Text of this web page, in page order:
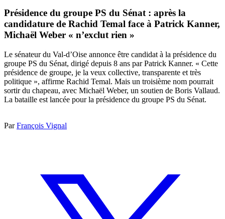
Présidence du groupe PS du Sénat : après la
candidature de Rachid Temal face à Patrick Kanner,
Michaël Weber « n’exclut rien »
Le sénateur du Val-d’Oise annonce être candidat à la présidence du
groupe PS du Sénat, dirigé depuis 8 ans par Patrick Kanner. « Cette
présidence de groupe, je la veux collective, transparente et très
politique », affirme Rachid Temal. Mais un troisième nom pourrait
sortir du chapeau, avec Michaël Weber, un soutien de Boris Vallaud.
La bataille est lancée pour la présidence du groupe PS du Sénat.
ParFrançois Vignal